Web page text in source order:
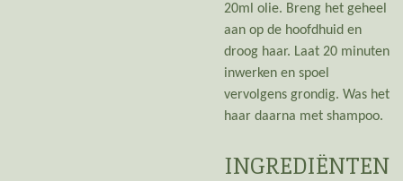
20ml olie. Breng het geheel
aan op de hoofdhuid en
droog haar. Laat 20 minuten
inwerken en spoel
vervolgens grondig. Was het
haar daarna met shampoo.
INGREDIËNTEN